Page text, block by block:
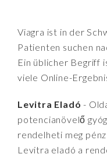
Viagra ist in der
Patienten suchen
Ein üblicher Begriff
viele Online-
Levitra Eladó -
potencianövelő
rendelheti meg
Levitra eladó a